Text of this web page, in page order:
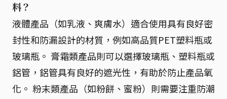
料？
液體產品（如乳液、爽膚水）適合使用具有良好密
封性和防漏設計的材質，例如高品質PET塑料瓶或
玻璃瓶。 膏霜類產品則可以選擇玻璃瓶、塑料瓶或
鋁管，鋁管具有良好的遮光性，有助於防止產品氧
化。 粉末類產品（如粉餅、蜜粉）則需要注重防潮